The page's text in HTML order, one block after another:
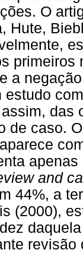
O
Hute,
a
estudo
das
de caso.
and
44%, a
(2000),